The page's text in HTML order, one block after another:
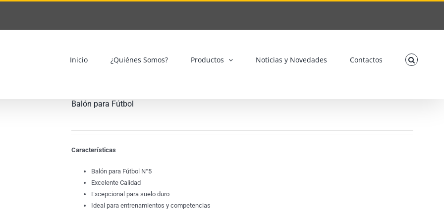
Inicio ¿Quiénes Somos? Productos Noticias y Novedades Contactos
Balón para Fútbol
Características
Balón para Fútbol N°5
Excelente Calidad
Excepcional para suelo duro
Ideal para entrenamientos y competencias